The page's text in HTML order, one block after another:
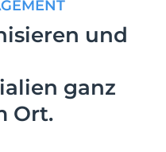
und
ganz
Ort.